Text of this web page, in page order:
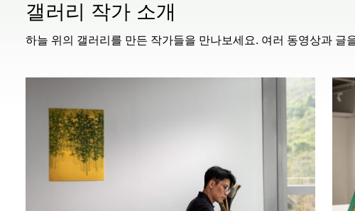
갤러리 작가 소개
하늘 위의 갤러리를 만든 작가들을 만나보세요. 여러 동영상과